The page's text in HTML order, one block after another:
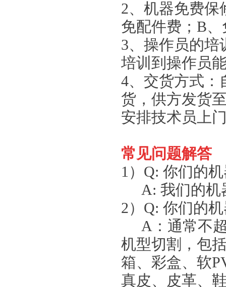
2、机器免费保
免配件费；B
3、操作员的培
培训到操作员
4、交货方式：
货，供方发货
安排技术员上
常见问题解
1）Q: 你们的
A: 我们的机
2）Q: 你们的
A：通常不超
机型切割，包
箱、彩盒、软
真皮、皮革、